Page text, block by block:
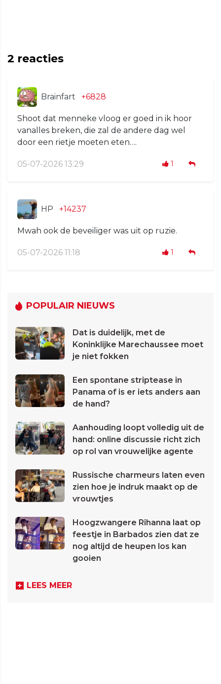
2 reacties
Brainfart +6828
Shoot dat menneke vloog er goed in ik hoor
vanalles breken, die zal de andere dag wel
door een rietje moeten eten….
05-07-2026 13:29 1
HP +14237
Mwah ook de beveiliger was uit op ruzie.
05-07-2026 11:18 1
POPULAIR NIEUWS
Dat is duidelijk, met de
Koninklijke Marechaussee moet
je niet fokken
Een spontane striptease in
Panama of is er iets anders aan
de hand?
Aanhouding loopt volledig uit de
hand: online discussie richt zich
op rol van vrouwelijke agente
Russische charmeurs laten even
zien hoe je indruk maakt op de
vrouwtjes
Hoogzwangere Rihanna laat op
feestje in Barbados zien dat ze
nog altijd de heupen los kan
gooien
LEES MEER